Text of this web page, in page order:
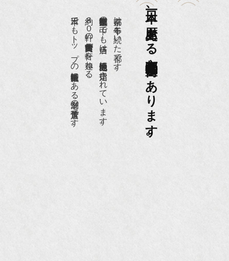
日本一、歴史ある
京都祇園骨董街にあります。
京都は千年も続いた都です。
京都祇園骨董街の中でも当店は、歴史的保全地区に指定されています。
約８０軒の古美術骨董商が軒を連ねる、
日本でもトップの祇園骨董街にある老舗の骨董店です。